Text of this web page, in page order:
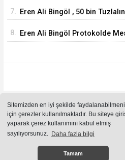
Sitemizden en iyi şekilde
için çerezler kullanılmaktadır. Bu siteye
yaparak çerez kullanımını kabul etmiş
sayılıyorsunuz. Daha fazla bilgi
Tamam
7. Eren Ali Bingöl , 50 bin
8. Eren Ali Bingöl Protokolde
Sitemizde bulunan içeriklerin tüm
kullanılamaz.